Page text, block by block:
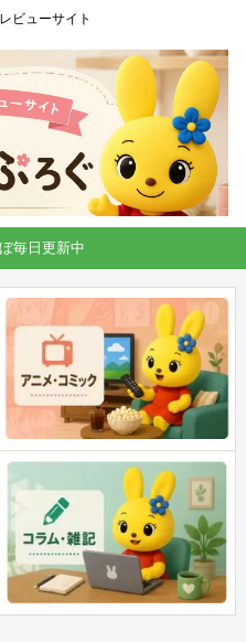
ビューサイト
毎日更新中